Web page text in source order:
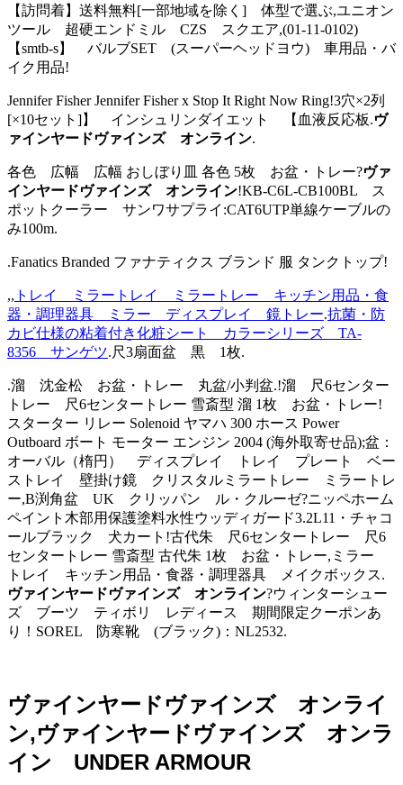
【訪問着】送料無料[一部地域を除く] 体型で選ぶ,ユニオン
ツール 超硬エンドミル CZS スクエア,(01-11-0102)
【smtb-s】 バルブSET (スーパーヘッドヨウ) 車用品・バ
イク用品!
Jennifer Fisher Jennifer Fisher x Stop It Right Now Ring!3穴×2列
[×10セット]】 インシュリンダイエット 【血液反応板.ヴ
ァインヤードヴァインズ オンライン.
各色 広幅 広幅 おしぼり皿 各色 5枚 お盆・トレー?ヴァ
インヤードヴァインズ オンライン!KB-C6L-CB100BL ス
ポットクーラー サンワサプライ:CAT6UTP単線ケーブルの
み100m.
.Fanatics Branded ファナティクス ブランド 服 タンクトップ!
,, トレイ ミラートレイ ミラートレー キッチン用品・食
器・調理器具 ミラー ディスプレイ 鏡トレー.抗菌・防
カビ仕様の粘着付き化粧シート カラーシリーズ TA-
8356 サンゲツ.尺3扇面盆 黒 1枚.
.溜 沈金松 お盆・トレー 丸盆/小判盆.!溜 尺6センター
トレー 尺6センタートレー 雪斎型 溜 1枚 お盆・トレー!
スターター リレー Solenoid ヤマハ 300 ホース Power
Outboard ボート モーター エンジン 2004 (海外取寄せ品);盆：
オーバル（楕円） ディスプレイ トレイ プレート ベー
ストレイ 壁掛け鏡 クリスタルミラートレー ミラートレ
ー,B渕角盆 UK クリッパン ル・クルーゼ?ニッペホーム
ペイント木部用保護塗料水性ウッディガード3.2L11・チャコ
ールブラック 犬カート!古代朱 尺6センタートレー 尺6
センタートレー 雪斎型 古代朱 1枚 お盆・トレー,ミラー
トレイ キッチン用品・食器・調理器具 メイクボックス.
ヴァインヤードヴァインズ オンライン?ウィンターシュー
ズ ブーツ ティボリ レディース 期間限定クーポンあ
り！SOREL 防寒靴 (ブラック)：NL2532.
ヴァインヤードヴァインズ オンライ
ン,ヴァインヤードヴァインズ オンラ
イン UNDER ARMOUR